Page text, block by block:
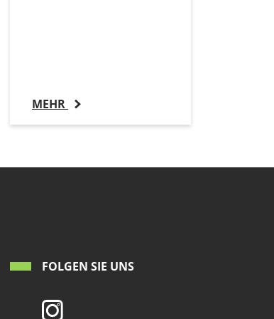
MEHR
FOLGEN SIE UNS